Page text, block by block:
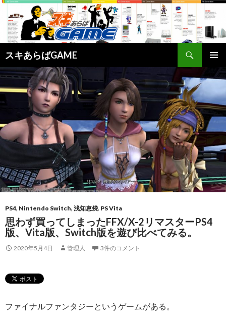
スキあらばGAME
索
メインメ
ニュー
ン
テ
へ
ス
ッ
プ
PS4, Nintendo Switch, 浅知恵袋, PS Vita
思わず買ってしまったFFX/X-2リマスターPS4
版、Vita版、Switch版を遊び比べてみる。
2020年5月4日 管理人 3件のコメント
ファイナルファンタジーというゲームがある。